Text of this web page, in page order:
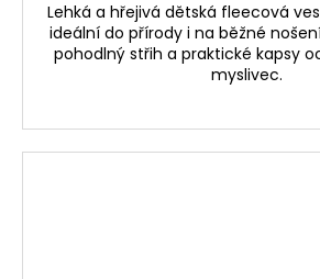
Lehká a hřejivá dětská fleecová
ideální do přírody i na běžné
pohodlný střih a praktické kapsy
myslivec.